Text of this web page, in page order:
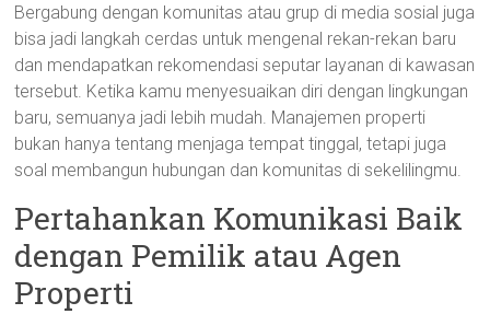
Bergabung dengan komunitas atau grup di media sosial juga
bisa jadi langkah cerdas untuk mengenal rekan-rekan baru
dan mendapatkan rekomendasi seputar layanan di kawasan
tersebut. Ketika kamu menyesuaikan diri dengan lingkungan
baru, semuanya jadi lebih mudah. Manajemen properti
bukan hanya tentang menjaga tempat tinggal, tetapi juga
soal membangun hubungan dan komunitas di sekelilingmu.
Pertahankan Komunikasi Baik
dengan Pemilik atau Agen
Properti